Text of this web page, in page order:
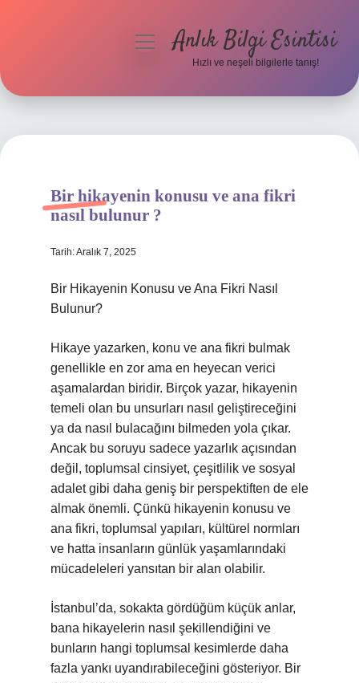
Hakkımızda
menüyüAnlık Bilgi Esintisi
Hızlı ve neşeli bilgilerle tanış!
Bir hikayenin konusu ve ana fikri
nasıl bulunur ?
Tarih: Aralık 7, 2025
Bir Hikayenin Konusu ve Ana Fikri Nasıl
Bulunur?
Hikaye yazarken, konu ve ana fikri bulmak
genellikle en zor ama en heyecan verici
aşamalardan biridir. Birçok yazar, hikayenin
temeli olan bu unsurları nasıl geliştireceğini
ya da nasıl bulacağını bilmeden yola çıkar.
Ancak bu soruyu sadece yazarlık açısından
değil, toplumsal cinsiyet, çeşitlilik ve sosyal
adalet gibi daha geniş bir perspektiften de ele
almak önemli. Çünkü hikayenin konusu ve
ana fikri, toplumsal yapıları, kültürel normları
ve hatta insanların günlük yaşamlarındaki
mücadeleleri yansıtan bir alan olabilir.
İstanbul’da, sokakta gördüğüm küçük anlar,
bana hikayelerin nasıl şekillendiğini ve
bunların hangi toplumsal kesimlerde daha
fazla yankı uyandırabileceğini gösteriyor. Bir